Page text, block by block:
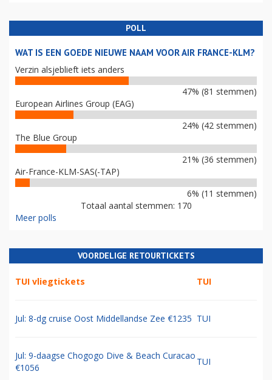
POLL
WAT IS EEN GOEDE NIEUWE NAAM VOOR AIR FRANCE-KLM?
Verzin alsjeblieft iets anders
47% (81 stemmen)
European Airlines Group (EAG)
24% (42 stemmen)
The Blue Group
21% (36 stemmen)
Air-France-KLM-SAS(-TAP)
6% (11 stemmen)
Totaal aantal stemmen: 170
Meer polls
VOORDELIGE RETOURTICKETS
TUI vliegtickets TUI
Jul: 8-dg cruise Oost Middellandse Zee €1235 TUI
Jul: 9-daagse Chogogo Dive & Beach Curacao
€1056
TUI